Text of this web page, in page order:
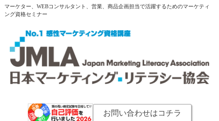
マーケター、WEBコンサルタント、営業、商品企画担当で活躍するためのマーケティ
ング資格セミナー
お問い合わせはコチラ